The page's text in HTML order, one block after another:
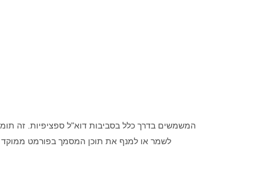
לשמר או למנף את תוכן המסמך בפורמט ממוקד